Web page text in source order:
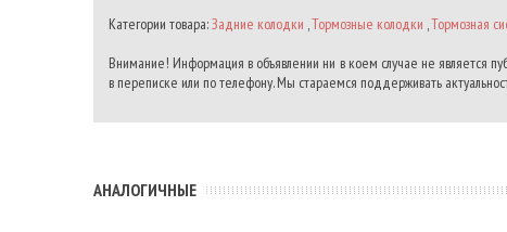
Категории товара:Задние колодки ,Тормозные колодки ,Тормозная
Внимание! Информация в объявлении ни в коем случае не является
в переписке или по телефону. Мы стараемся поддерживать
АНАЛОГИЧНЫЕ